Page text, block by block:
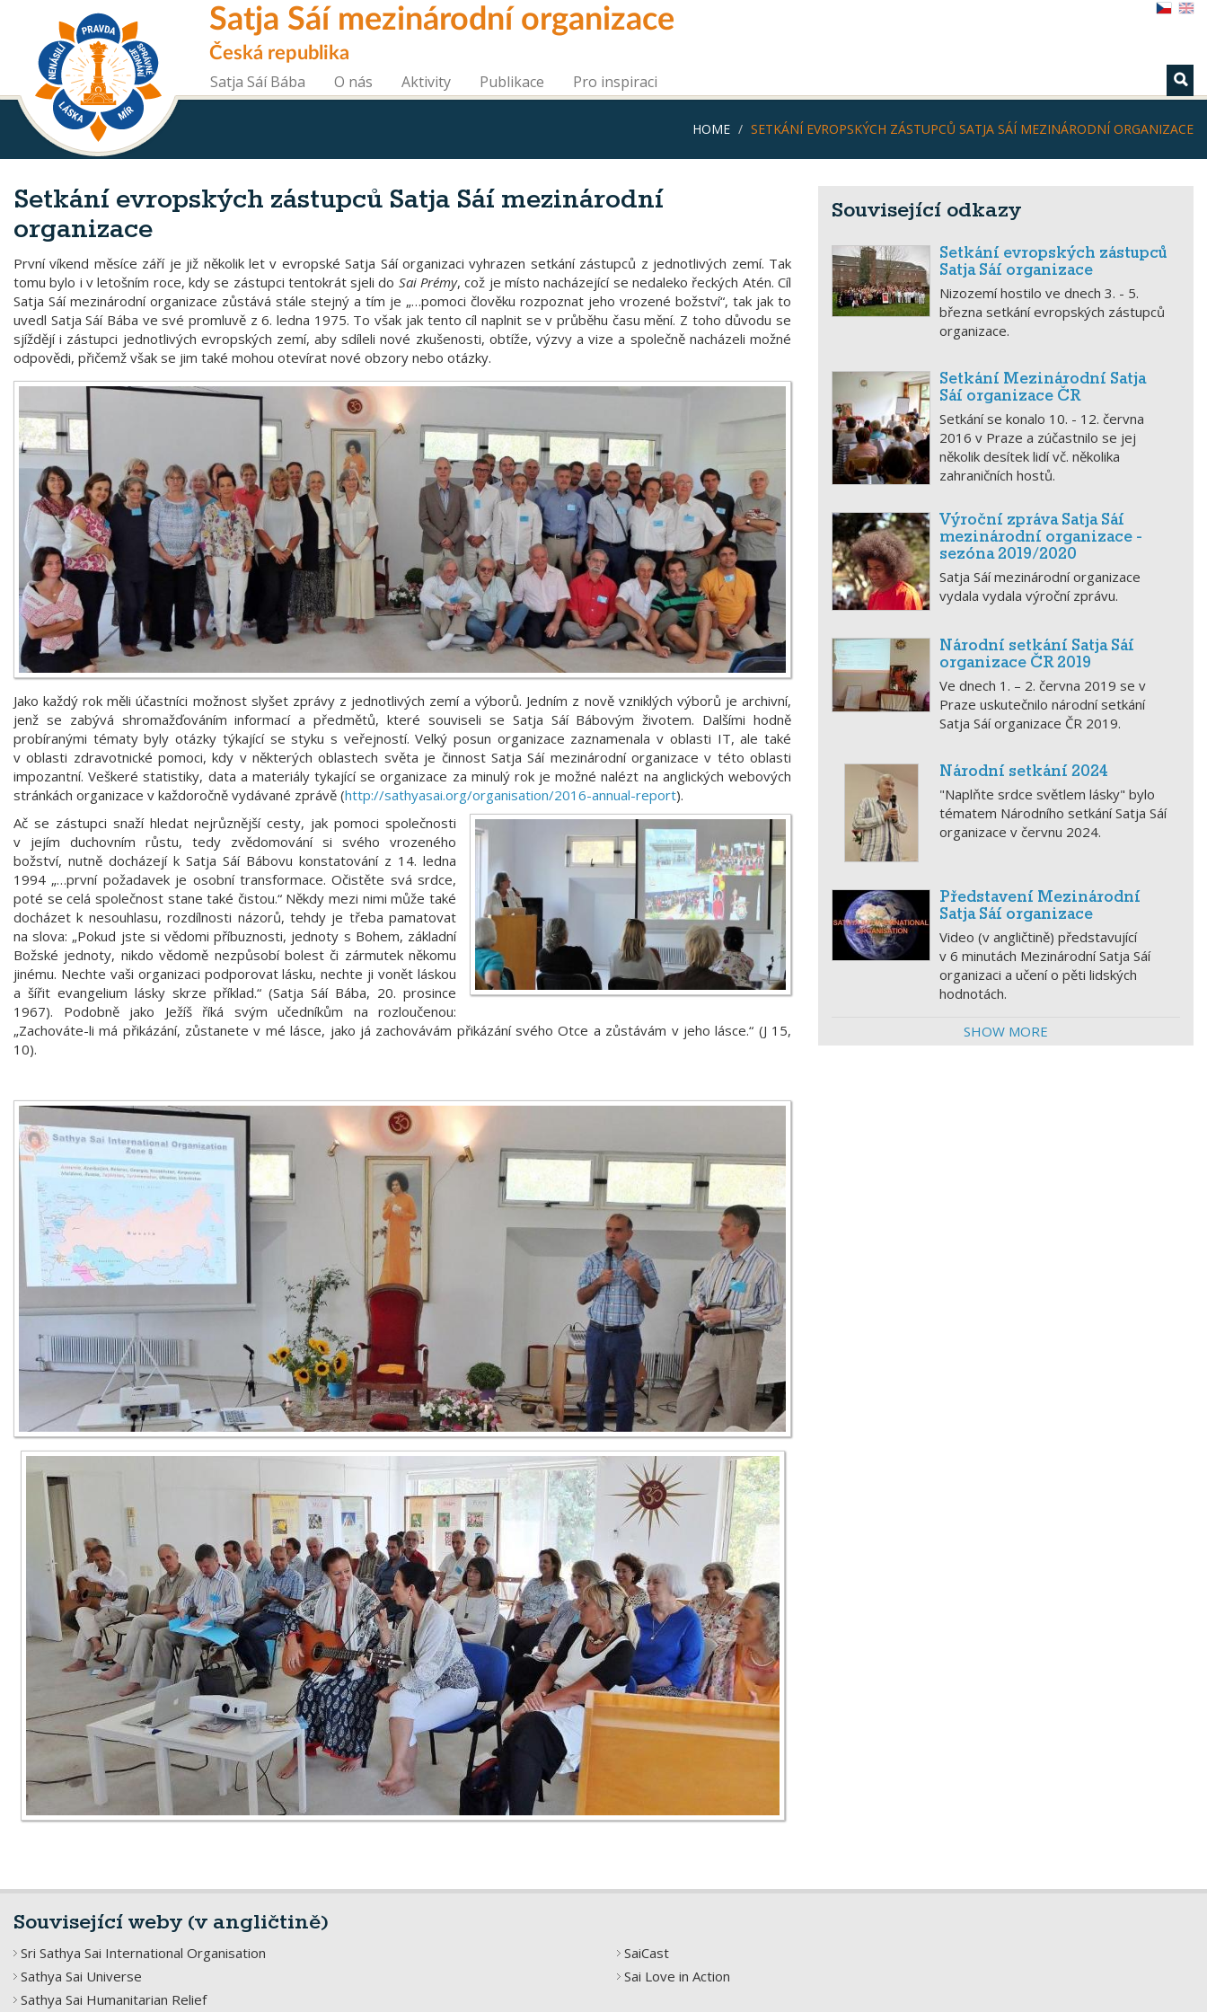
content
Satja Sáí mezinárodní organizace
Česká republika
Satja Sáí Bába
O nás Aktivity Publikace Pro inspiraci
HOME SETKÁNÍ EVROPSKÝCH ZÁSTUPCŮ SATJA SÁÍ MEZINÁRODNÍ ORGANIZACE
Setkání evropských zástupců Satja Sáí mezinárodní
organizace
První víkend měsíce září je již několik let v evropské Satja Sáí organizaci vyhrazen setkání zástupců z jednotlivých zemí. Tak
tomu bylo i v letošním roce, kdy se zástupci tentokrát sjeli do Sai Prémy, což je místo nacházející se nedaleko řeckých Atén. Cíl
Satja Sáí mezinárodní organizace zůstává stále stejný a tím je „…pomoci člověku rozpoznat jeho vrozené božství“, tak jak to
uvedl Satja Sáí Bába ve své promluvě z 6. ledna 1975. To však jak tento cíl naplnit se v průběhu času mění. Z toho důvodu se
sjíždějí i zástupci jednotlivých evropských zemí, aby sdíleli nové zkušenosti, obtíže, výzvy a vize a společně nacházeli možné
odpovědi, přičemž však se jim také mohou otevírat nové obzory nebo otázky.
Jako každý rok měli účastníci možnost slyšet zprávy z jednotlivých zemí a výborů. Jedním z nově vzniklých výborů je archivní,
jenž se zabývá shromažďováním informací a předmětů, které souviseli se Satja Sáí Bábovým životem. Dalšími hodně
probíranými tématy byly otázky týkající se styku s veřejností. Velký posun organizace zaznamenala v oblasti IT, ale také
v oblasti zdravotnické pomoci, kdy v některých oblastech světa je činnost Satja Sáí mezinárodní organizace v této oblasti
impozantní. Veškeré statistiky, data a materiály tykající se organizace za minulý rok je možné nalézt na anglických webových
stránkách organizace v každoročně vydávané zprávě (http://sathyasai.org/organisation/2016-annual-report).
Ač se zástupci snaží hledat nejrůznější cesty, jak pomoci společnosti
v jejím duchovním růstu, tedy zvědomování si svého vrozeného
božství, nutně docházejí k Satja Sáí Bábovu konstatování z 14. ledna
1994 „…první požadavek je osobní transformace. Očistěte svá srdce,
poté se celá společnost stane také čistou.“ Někdy mezi nimi může také
docházet k nesouhlasu, rozdílnosti názorů, tehdy je třeba pamatovat
na slova: „Pokud jste si vědomi příbuznosti, jednoty s Bohem, základní
Božské jednoty, nikdo vědomě nezpůsobí bolest či zármutek někomu
jinému. Nechte vaši organizaci podporovat lásku, nechte ji vonět láskou
a šířit evangelium lásky skrze příklad.“ (Satja Sáí Bába, 20. prosince
1967). Podobně jako Ježíš říká svým učedníkům na rozloučenou:
„Zachováte-li má přikázání, zůstanete v mé lásce, jako já zachovávám přikázání svého Otce a zůstávám v jeho lásce.“ (J 15,
10).
Související odkazy
Setkání evropských zástupců
Satja Sáí organizace
Nizozemí hostilo ve dnech 3. - 5.
března setkání evropských zástupců
organizace.
Setkání Mezinárodní Satja
Sáí organizace ČR
Setkání se konalo 10. - 12. června
2016 v Praze a zúčastnilo se jej
několik desítek lidí vč. několika
zahraničních hostů.
Výroční zpráva Satja Sáí
mezinárodní organizace -
sezóna 2019/2020
Satja Sáí mezinárodní organizace
vydala vydala výroční zprávu.
Národní setkání Satja Sáí
organizace ČR 2019
Ve dnech 1. – 2. června 2019 se v
Praze uskutečnilo národní setkání
Satja Sáí organizace ČR 2019.
Národní setkání 2024
"Naplňte srdce světlem lásky" bylo
tématem Národního setkání Satja Sáí
organizace v červnu 2024.
Představení Mezinárodní
Satja Sáí organizace
Video (v angličtině) představující
v 6 minutách Mezinárodní Satja Sáí
organizaci a učení o pěti lidských
hodnotách.
SHOW MORE
Související weby (v angličtině)
Sri Sathya Sai International Organisation
Sathya Sai Universe
Sathya Sai Humanitarian Relief
SaiCast
Sai Love in Action